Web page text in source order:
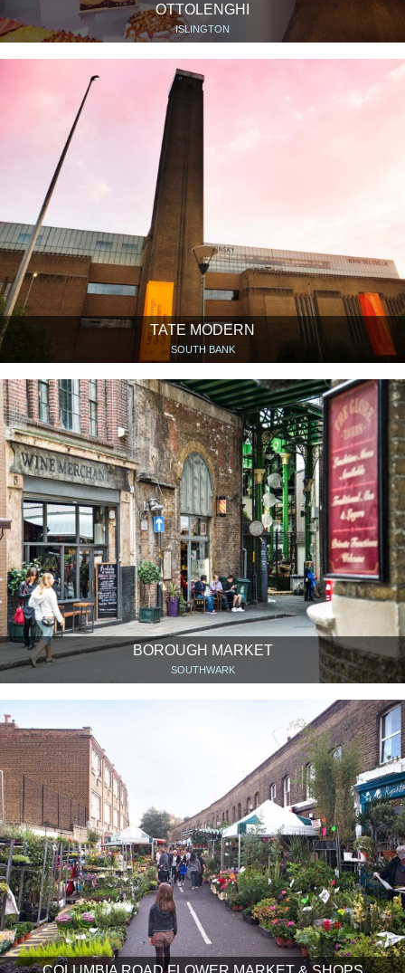
OTTOLENGHI
ISLINGTON
TATE MODERN
SOUTH BANK
BOROUGH MARKET
SOUTHWARK